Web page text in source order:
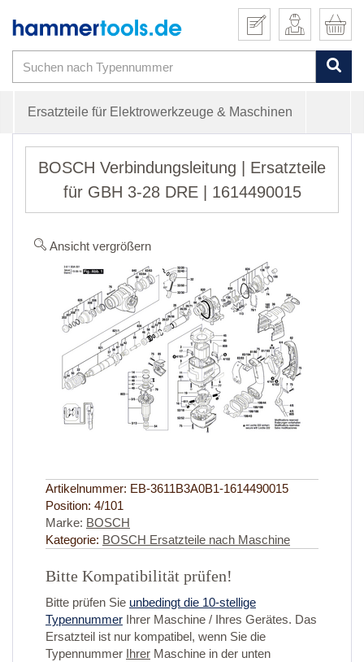
Ersatzteile für Elektrowerkzeuge & Maschinen
BOSCH Verbindungsleitung | Ersatzteile
für GBH 3-28 DRE | 1614490015
Ansicht vergrößern
Artikelnummer: EB-3611B3A0B1-1614490015
Position: 4/101
Marke: BOSCH
Kategorie: BOSCH Ersatzteile nach Maschine
Bitte Kompatibilität prüfen!
Bitte prüfen Sie unbedingt die 10-stellige
Typennummer Ihrer Maschine / Ihres Gerätes. Das
Ersatzteil ist nur kompatibel, wenn Sie die
Typennummer Ihrer Maschine in der unten